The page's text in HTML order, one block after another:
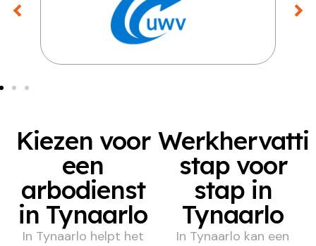
Kiezen voor
een
arbodienst
in Tynaarlo
In Tynaarlo helpt het
stap voor
stap in
Tynaarlo
In Tynaarlo kan een